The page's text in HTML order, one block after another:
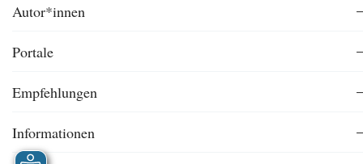
Autor*innen
Portale
Empfehlungen
Informationen